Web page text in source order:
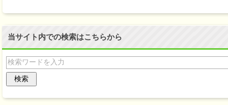
当サイト内での検索はこちらから